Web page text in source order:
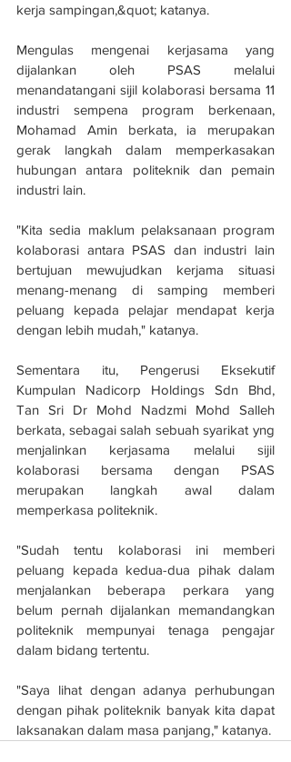
kerja sampingan,&quot; katanya.
Mengulas mengenai kerjasama yang
dijalankan oleh PSAS melalui
menandatangani sijil kolaborasi bersama 11
industri sempena program berkenaan,
Mohamad Amin berkata, ia merupakan
gerak langkah dalam memperkasakan
hubungan antara politeknik dan pemain
industri lain.
"Kita sedia maklum pelaksanaan program
kolaborasi antara PSAS dan industri lain
bertujuan mewujudkan kerjama situasi
menang-menang di samping memberi
peluang kepada pelajar mendapat kerja
dengan lebih mudah," katanya.
Sementara itu, Pengerusi Eksekutif
Kumpulan Nadicorp Holdings Sdn Bhd,
Tan Sri Dr Mohd Nadzmi Mohd Salleh
berkata, sebagai salah sebuah syarikat yng
menjalinkan kerjasama melalui sijil
kolaborasi bersama dengan PSAS
merupakan langkah awal dalam
memperkasa politeknik.
"Sudah tentu kolaborasi ini memberi
peluang kepada kedua-dua pihak dalam
menjalankan beberapa perkara yang
belum pernah dijalankan memandangkan
politeknik mempunyai tenaga pengajar
dalam bidang tertentu.
"Saya lihat dengan adanya perhubungan
dengan pihak politeknik banyak kita dapat
laksanakan dalam masa panjang," katanya.